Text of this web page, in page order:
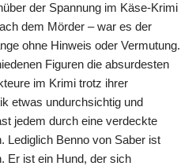
der Spannung im Käse-Krimi
dem Mörder – war es der
ohne Hinweis oder Vermutung.
Figuren die absurdesten
im Krimi trotz ihrer
etwas undurchsichtig und
jedem durch eine verdeckte
Lediglich Benno von Saber ist
Er ist ein Hund, der sich